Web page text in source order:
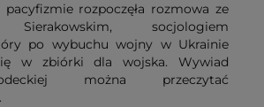
rozpoczęła rozmowa ze
Sierakowskim, socjologiem
po wybuchu wojny w Ukrainie
w zbiórki dla wojska. Wywiad
można przeczytać
.